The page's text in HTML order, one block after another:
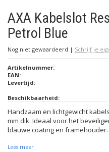
AXA Kabelslot
Petrol Blue
Nog niet gewaardeerd | Schrijf je
Artikelnummer:
EAN:
Levertijd:
Beschikbaarheid:
Handzaam en lichtgewicht
mm dik. Ideaal voor het
blauwe coating en framehouder.
Lees meer